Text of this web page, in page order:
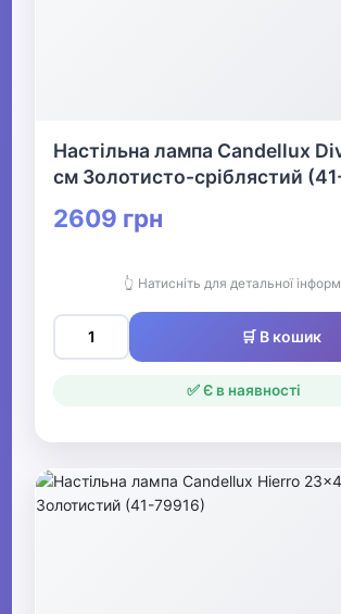
Настільна лампа Candellux
см Золотисто-сріблястий
2609 грн
👆 Натисніть для детальної
🛒 В кошик
✅ Є в наявності